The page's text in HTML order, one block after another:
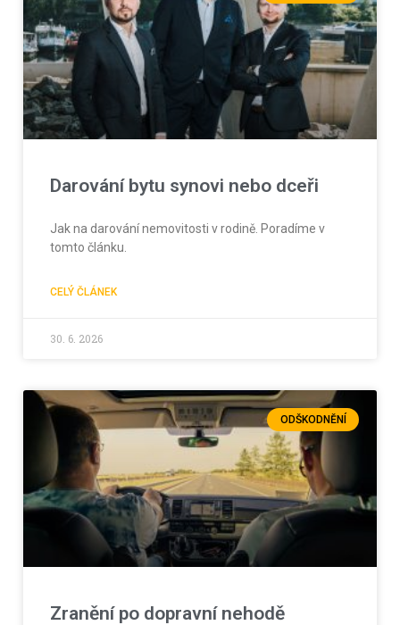
Darování bytu synovi nebo dceři
Jak na darování nemovitosti v rodině. Poradíme v
tomto článku.
CELÝ ČLÁNEK
30. 6. 2026
ODŠKODNĚNÍ
Zranění po dopravní nehodě